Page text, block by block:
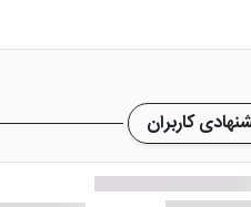
مشهد هیچگونه دغدغه از نظر
مشهد از کیش
یکی از
سحاب مشهد و یا هتل هایی هم
کاربران